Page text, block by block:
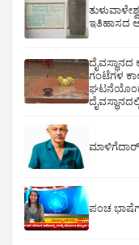
ಇತಿಹಾಸದ
ಗಂಟೆಗಳ
ಮಾಳಿಗೆದಾರ್
ಪಂಚ